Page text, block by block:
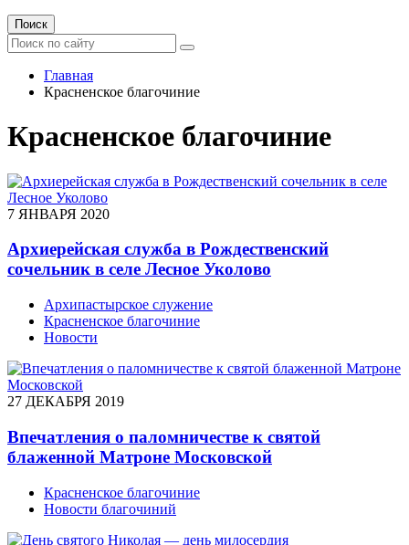
Поиск
Главная
Красненское благочиние
Красненское благочиние
7 ЯНВАРЯ 2020
Архиерейская служба в Рождественский
сочельник в селе Лесное Уколово
Архипастырское служение
Красненское благочиние
Новости
27 ДЕКАБРЯ 2019
Впечатления о паломничестве к святой
блаженной Матроне Московской
Красненское благочиние
Новости благочиний